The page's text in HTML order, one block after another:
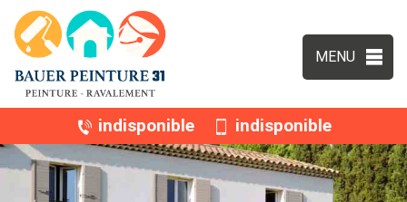
MENU
indisponible indisponible